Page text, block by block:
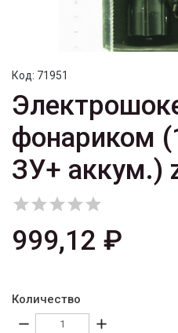
Код: 71951
фонариком
ЗУ+ аккум.)

999,12 ₽
Количество
remove add